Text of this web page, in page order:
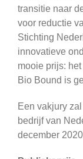
transitie naar
voor reductie
Stichting
innovatieve
mooie prijs: het
Bio Bound is
Een vakjury
bedrijf van
december